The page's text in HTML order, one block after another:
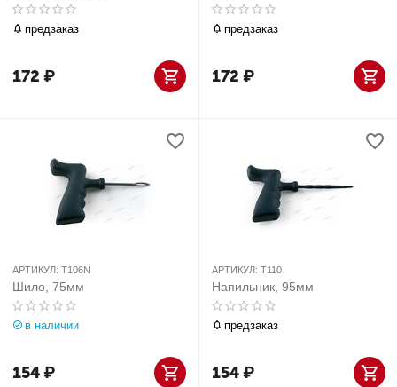
предзаказ
172 ₽
предзаказ
172 ₽
АРТИКУЛ: T106N
Шило, 75мм
в наличии
154₽
АРТИКУЛ: T110
Напильник, 95мм
предзаказ
154₽